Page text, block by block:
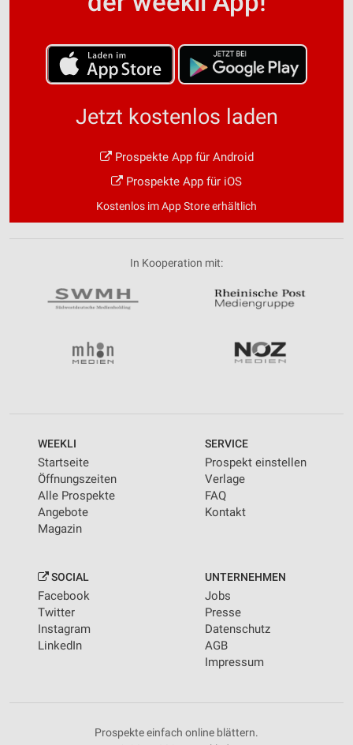
Jetzt kostenlos laden
Prospekte App für Android
Prospekte App für iOS
Kostenlos im App Store erhältlich
In Kooperation mit:
WEEKLI
Startseite
Öffnungszeiten
Alle Prospekte
Angebote
Magazin
SERVICE
Prospekt einstellen
Verlage
FAQ
Kontakt
SOCIAL
Facebook
Twitter
Instagram
LinkedIn
UNTERNEHMEN
Jobs
Presse
Datenschutz
AGB
Impressum
Prospekte einfach online blättern.